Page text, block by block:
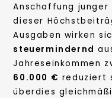
Anschaffung junger
dieser
Ausgaben wirken
steuermindernd
Jahreseinkommen
60.000 € reduziert
überdies